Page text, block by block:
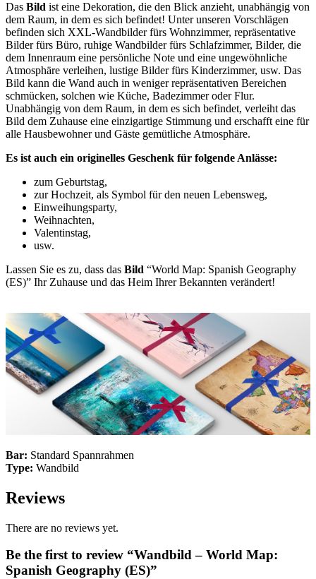
Das Bild ist eine Dekoration, die den Blick anzieht, unabhängig von
dem Raum, in dem es sich befindet! Unter unseren Vorschlägen
befinden sich XXL-Wandbilder fürs Wohnzimmer, repräsentative
Bilder fürs Büro, ruhige Wandbilder fürs Schlafzimmer, Bilder, die
dem Innenraum eine persönliche Note und eine ungewöhnliche
Atmosphäre verleihen, lustige Bilder fürs Kinderzimmer, usw. Das
Bild kann die Wand auch in weniger repräsentativen Bereichen
schmücken, solchen wie Küche, Badezimmer oder Flur.
Unabhängig von dem Raum, in dem es sich befindet, verleiht das
Bild dem Zuhause eine einzigartige Stimmung und erschafft eine für
alle Hausbewohner und Gäste gemütliche Atmosphäre.
Es ist auch ein originelles Geschenk für folgende Anlässe:
zum Geburtstag,
zur Hochzeit, als Symbol für den neuen Lebensweg,
Einweihungsparty,
Weihnachten,
Valentinstag,
usw.
Lassen Sie es zu, dass das Bild “World Map: Spanish Geography
(ES)” Ihr Zuhause und das Heim Ihrer Bekannten verändert!
Bar: Standard Spannrahmen
Type: Wandbild
Reviews
There are no reviews yet.
Be the first to review “Wandbild – World Map:
Spanish Geography (ES)”